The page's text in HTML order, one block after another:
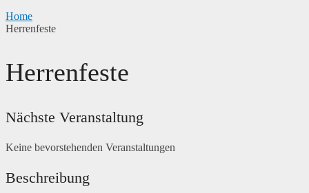
Home
Herrenfeste
Herrenfeste
Nächste Veranstaltung
Keine bevorstehenden Veranstaltungen
Beschreibung